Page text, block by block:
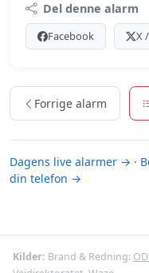
Log ind med
Se
Del denne alarm
Facebook X
Forrige alarm
Dagens live alarmer → ·
din telefon →
Kilder: Brand & Redning: